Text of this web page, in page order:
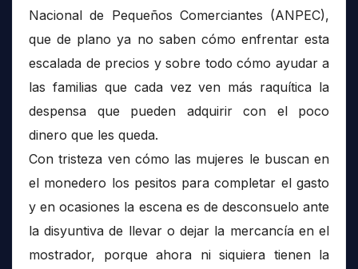
Nacional de Pequeños Comerciantes (ANPEC),
que de plano ya no saben cómo enfrentar esta
escalada de precios y sobre todo cómo ayudar a
las familias que cada vez ven más raquítica la
despensa que pueden adquirir con el poco
dinero que les queda.
Con tristeza ven cómo las mujeres le buscan en
el monedero los pesitos para completar el gasto
y en ocasiones la escena es de desconsuelo ante
la disyuntiva de llevar o dejar la mercancía en el
mostrador, porque ahora ni siquiera tienen la